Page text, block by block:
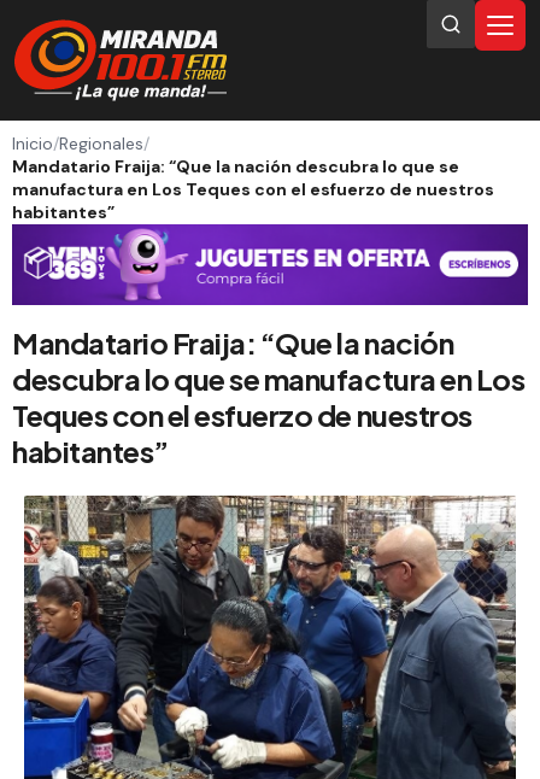
Inicio/Regionales/
Mandatario Fraija: “Que la nación descubra lo que se
manufactura en Los Teques con el esfuerzo de nuestros
habitantes”
Mandatario Fraija: “Que la nación
descubra lo que se manufactura en Los
Teques con el esfuerzo de nuestros
habitantes”